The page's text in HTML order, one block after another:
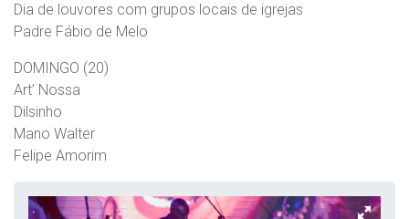
Dia de louvores com grupos locais de igrejas
Padre Fábio de Melo
DOMINGO (20)
Art’ Nossa
Dilsinho
Mano Walter
Felipe Amorim